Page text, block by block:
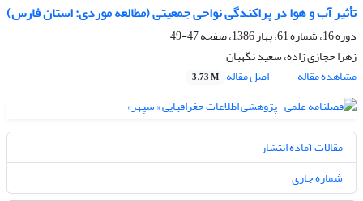
تأثیر آب و هوا در پراکندگى نواحى جمعیتى (مطالعه موردى: استان فارس)
دوره 16، شماره 61، بهار 1386، صفحه
47-49
زهرا حجازی زاده، سعید نگهبان
مشاهده مقاله
اصل مقاله 3.73 M
مقالات آماده انتشار
شماره جاری